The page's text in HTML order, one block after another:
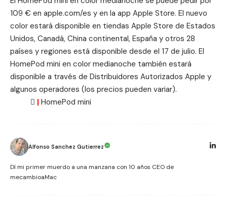
109 € en apple.com/es y en la app Apple Store. El nuevo
color estará disponible en tiendas Apple Store de Estados
Unidos, Canadá, China continental, España y otros 28
países y regiones está disponible desde el 17 de julio. El
HomePod mini en color medianoche también estará
disponible a través de Distribuidores Autorizados Apple y
algunos operadores (los precios pueden variar).
 | HomePod mini
Alfonso Sanchez Gutierrez
Dí mi primer muerdo a una manzana con 10 años CEO de
mecambioaMac